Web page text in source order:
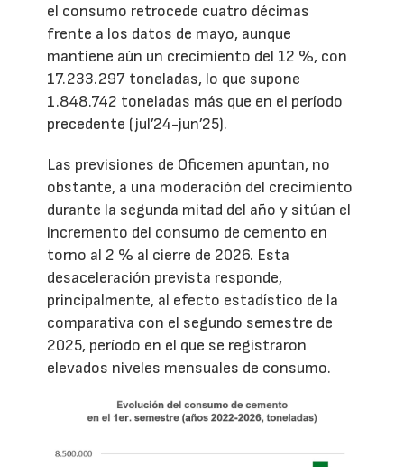
el consumo retrocede cuatro décimas
frente a los datos de mayo, aunque
mantiene aún un crecimiento del 12 %, con
17.233.297 toneladas, lo que supone
1.848.742 toneladas más que en el período
precedente (jul’24-jun’25).
Las previsiones de Oficemen apuntan, no
obstante, a una moderación del crecimiento
durante la segunda mitad del año y sitúan el
incremento del consumo de cemento en
torno al 2 % al cierre de 2026. Esta
desaceleración prevista responde,
principalmente, al efecto estadístico de la
comparativa con el segundo semestre de
2025, período en el que se registraron
elevados niveles mensuales de consumo.